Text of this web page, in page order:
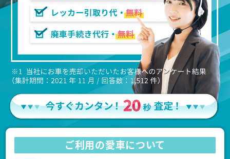
ご利用の愛車について